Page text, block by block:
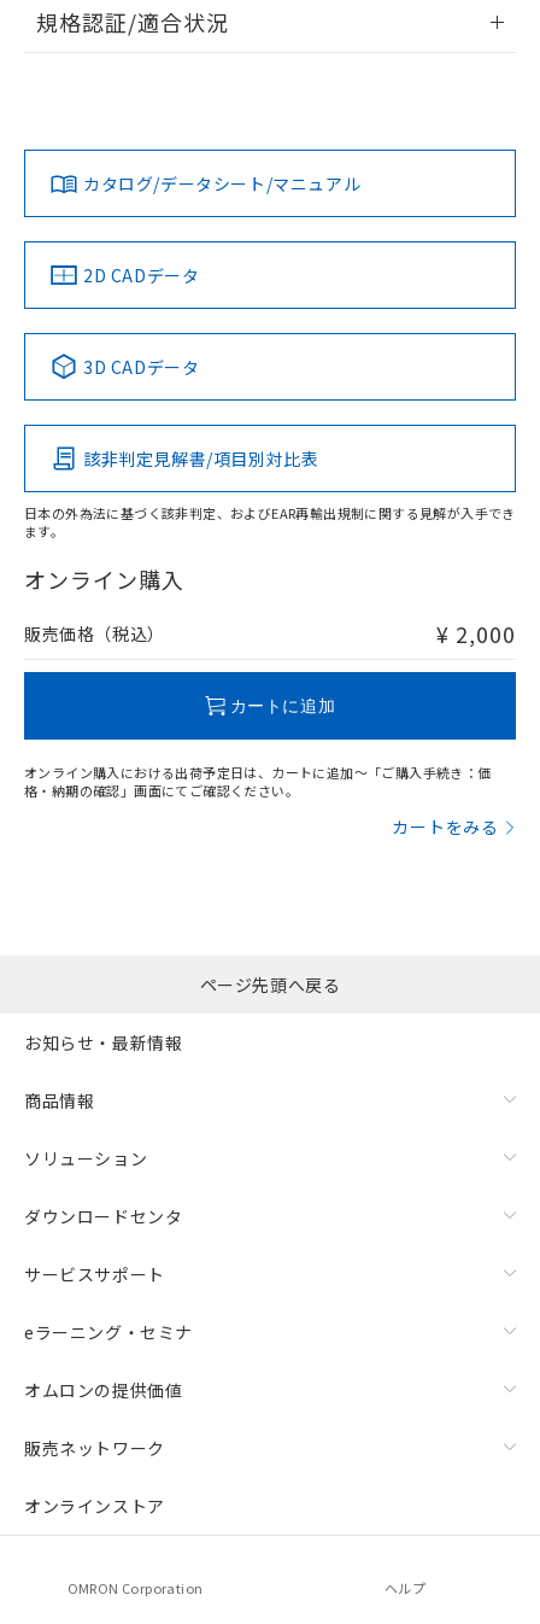
ログイン/会員登録
ダウンロードデータをご利用いただく前に、以下を必ずお読
みください。
ソフトウェアの使用条件
EU RoHS 注意事項・凡例
対応済み
中国 RoHS 注意事項・凡例
Pb Hg Cd Cr(VI)
O
在庫等で未対応品が混在する可能性があります。
問い合わせください。
規格認証/適合状況
カタログ/データシート/マニュアル
2D CADデータ
3D CADデータ
該非判定見解書/項目別対比表
日本の外為法に基づく該非判定、およびEAR再輸出規制に関する見解が入手でき
ます。
オンライン購入
販売価格（税込） ¥ 2,000
カートに追加
オンライン購入における出荷予定日は、カートに追加～「ご購入手続き：価
格・納期の確認」画面にてご確認ください。
カートをみる
荷製品に未対応品が混在することから備考
欄に対応日を記載しておりました。
す。
ページ先頭へ戻る
お知らせ・最新情報
商品情報
ソリューション
ダウンロードセンタ
サービスサポート
eラーニング・セミナ
オムロンの提供価値
販売ネットワーク
オンラインストア
OMRON Corporation ヘルプ